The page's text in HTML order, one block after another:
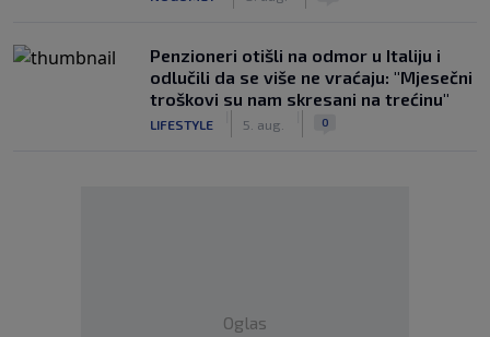
Penzioneri otišli na odmor u Italiju i
odlučili da se više ne vraćaju: "Mjesečni
troškovi su nam skresani na trećinu"
LIFESTYLE 5. aug. 0
Oglas